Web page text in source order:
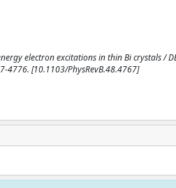
electron excitations in thin Bi crystals / DE
4776. [10.1103/PhysRevB.48.4767]